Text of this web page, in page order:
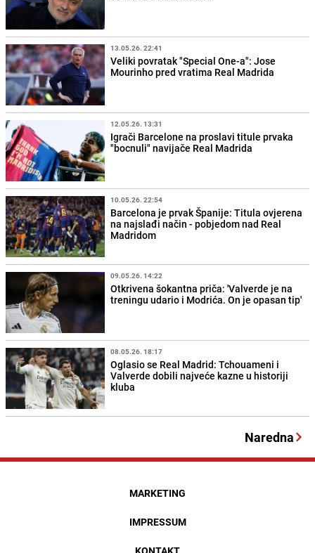
13.05.26. 22:41
Veliki povratak "Special One-a": Jose
Mourinho pred vratima Real Madrida
12.05.26. 13:31
Igrači Barcelone na proslavi titule prvaka
"bocnuli" navijače Real Madrida
10.05.26. 22:54
Barcelona je prvak Španije: Titula ovjerena
na najslađi način - pobjedom nad Real
Madridom
09.05.26. 14:22
Otkrivena šokantna priča: 'Valverde je na
treningu udario i Modrića. On je opasan tip'
08.05.26. 18:17
Oglasio se Real Madrid: Tchouameni i
Valverde dobili najveće kazne u historiji
kluba
Naredna
MARKETING
IMPRESSUM